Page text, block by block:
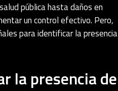
pública hasta daños en
un control efectivo. Pero,
para identificar la presencia
la presencia de